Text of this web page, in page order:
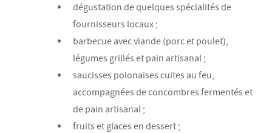
dégustation de quelques spécialités de
fournisseurs locaux ;
barbecue avec viande (porc et poulet),
légumes grillés et pain artisanal ;
saucisses polonaises cuites au feu,
accompagnées de concombres fermentés et
de pain artisanal ;
fruits et glaces en dessert ;